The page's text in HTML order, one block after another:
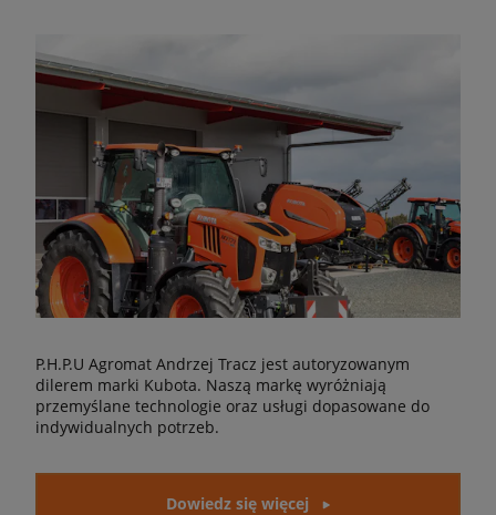
P.H.P.U Agromat Andrzej Tracz jest autoryzowanym
dilerem marki Kubota. Naszą markę wyróżniają
przemyślane technologie oraz usługi dopasowane do
indywidualnych potrzeb.
Dowiedz się więcej